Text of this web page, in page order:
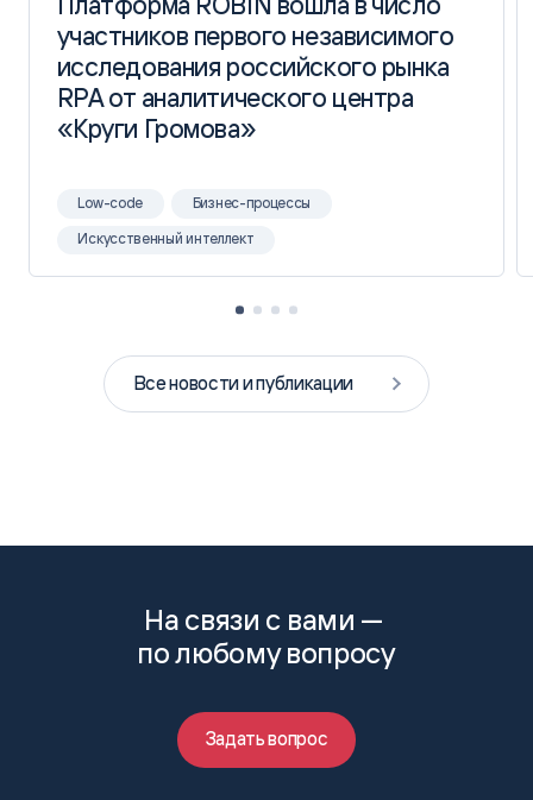
участников первого независимого
исследования российского рынка
RPA от аналитического центра
«Круги Громова»
участников первого независимого
исследования российского рынка
RPA от аналитического центра
«Круги Громова»
Low-code Бизнес-процессы
Искусственный интеллект
Все новости и публикации
На связи с вами —
по любому вопросу
Задать вопрос